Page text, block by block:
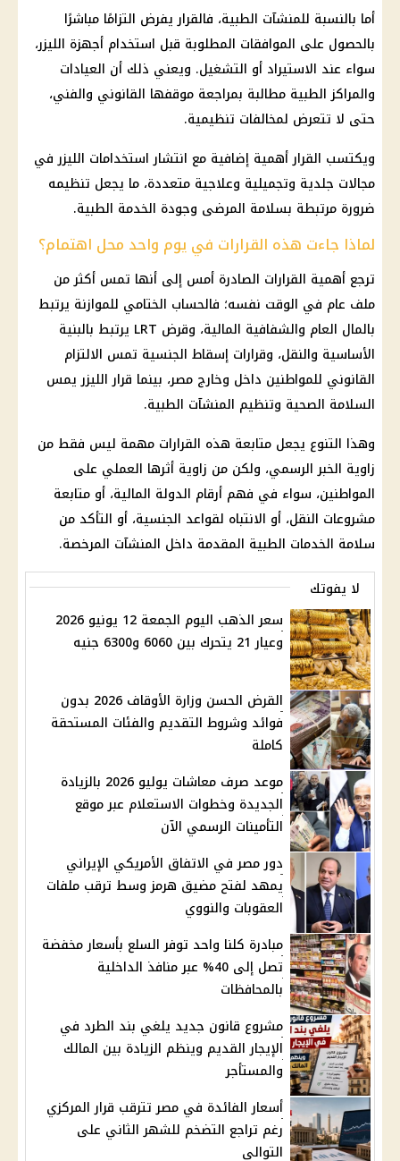
أما بالنسبة للمنشآت الطبية، فالقرار يفرض التزامًا مباشرًا
بالحصول على الموافقات المطلوبة قبل استخدام أجهزة الليزر،
سواء عند الاستيراد أو التشغيل. ويعني ذلك أن العيادات
والمراكز الطبية مطالبة بمراجعة موقفها القانوني والفني،
حتى لا تتعرض لمخالفات تنظيمية.
ويكتسب القرار أهمية إضافية مع انتشار استخدامات الليزر في
مجالات جلدية وتجميلية وعلاجية متعددة، ما يجعل تنظيمه
ضرورة مرتبطة بسلامة المرضى وجودة الخدمة الطبية.
لماذا جاءت هذه القرارات في يوم واحد محل اهتمام؟
ترجع أهمية القرارات الصادرة أمس إلى أنها تمس أكثر من
ملف عام في الوقت نفسه؛ فالحساب الختامي للموازنة يرتبط
بالمال العام والشفافية المالية، وقرض LRT يرتبط بالبنية
الأساسية والنقل، وقرارات إسقاط الجنسية تمس الالتزام
القانوني للمواطنين داخل وخارج مصر، بينما قرار الليزر يمس
السلامة الصحية وتنظيم المنشآت الطبية.
وهذا التنوع يجعل متابعة هذه القرارات مهمة ليس فقط من
زاوية الخبر الرسمي، ولكن من زاوية أثرها العملي على
المواطنين، سواء في فهم أرقام الدولة المالية، أو متابعة
مشروعات النقل، أو الانتباه لقواعد الجنسية، أو التأكد من
سلامة الخدمات الطبية المقدمة داخل المنشآت المرخصة.
لا يفوتك
سعر الذهب اليوم الجمعة 12 يونيو 2026
وعيار 21 يتحرك بين 6060 و6300 جنيه
القرض الحسن وزارة الأوقاف 2026 بدون
فوائد وشروط التقديم والفئات المستحقة
كاملة
موعد صرف معاشات يوليو 2026 بالزيادة
الجديدة وخطوات الاستعلام عبر موقع
التأمينات الرسمي الآن
دور مصر في الاتفاق الأمريكي الإيراني
يمهد لفتح مضيق هرمز وسط ترقب ملفات
العقوبات والنووي
مبادرة كلنا واحد توفر السلع بأسعار مخفضة
تصل إلى 40% عبر منافذ الداخلية
بالمحافظات
مشروع قانون جديد يلغي بند الطرد في
الإيجار القديم وينظم الزيادة بين المالك
والمستأجر
أسعار الفائدة في مصر تترقب قرار المركزي
رغم تراجع التضخم للشهر الثاني على
التوالي